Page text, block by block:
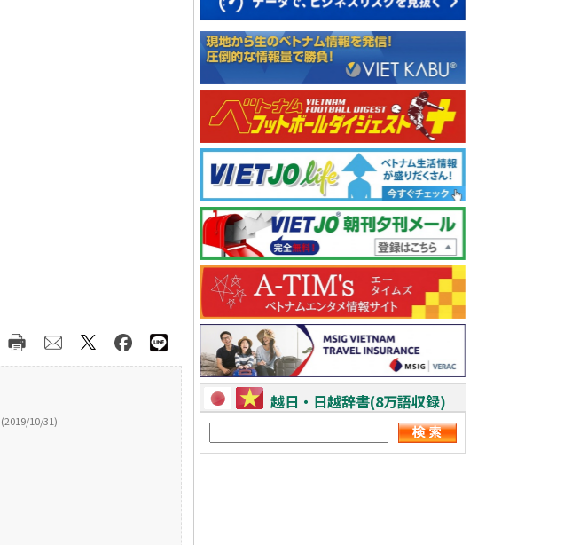
(2019/10/31)
越日・日越辞書(8万語収録)